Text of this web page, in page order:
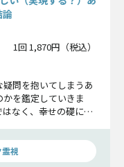
1回 1,870円（税込）
疑問を抱いてしまうあ
を鑑定していきま
なく、幸せの礎にし
視